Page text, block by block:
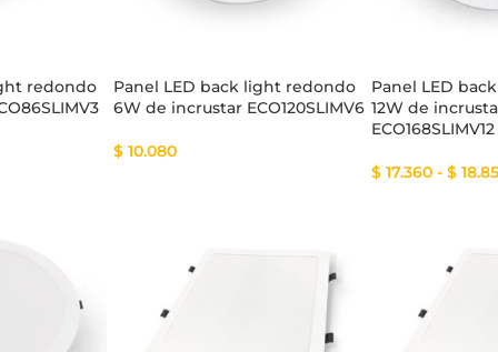
redondo
Panel LED back light redondo
6W de incrustar ECO120SLIMV6
$10.080
Panel LED
12W de
ECO168SLIMV12
$17.360 - $